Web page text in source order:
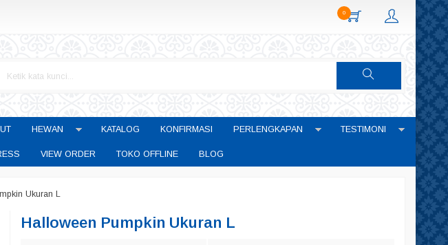
0
HEWAN KATALOG KONFIRMASI PERLENGKAPAN TESTIMONI
VIEW ORDER TOKO OFFLINE BLOG
Ukuran L
Halloween Pumpkin Ukuran L